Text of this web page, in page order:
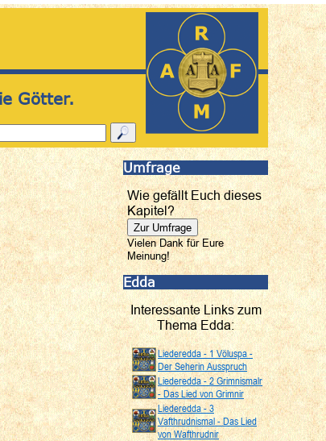
Götter.
Umfrage
Wie gefällt Euch dieses
Kapitel?
Vielen Dank für Eure
Meinung!
Edda
Interessante Links zum
Thema Edda:
Liederedda - 1 Völuspa -
Der Seherin Ausspruch
Liederedda - 2 Grimnismalr
- Das Lied von Grimnir
Liederedda - 3
Vafthrudnismal - Das Lied
von Wafthrudnir